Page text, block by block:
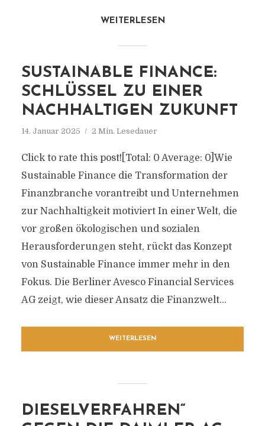
WEITERLESEN
SUSTAINABLE FINANCE:
SCHLÜSSEL ZU EINER
NACHHALTIGEN ZUKUNFT
14. Januar 2025 2 Min. Lesedauer
Click to rate this post![Total: 0 Average: 0]Wie
Sustainable Finance die Transformation der
Finanzbranche vorantreibt und Unternehmen
zur Nachhaltigkeit motiviert In einer Welt, die
vor großen ökologischen und sozialen
Herausforderungen steht, rückt das Konzept
von Sustainable Finance immer mehr in den
Fokus. Die Berliner Avesco Financial Services
AG zeigt, wie dieser Ansatz die Finanzwelt...
WEITERLESEN
DIESELVERFAHREN“